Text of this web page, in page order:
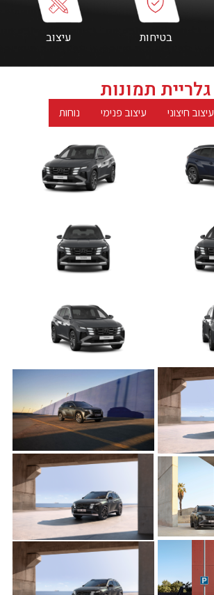
בטיחות עיצוב
גלריית תמונות
עיצוב חיצוני עיצוב פנימי נוחות